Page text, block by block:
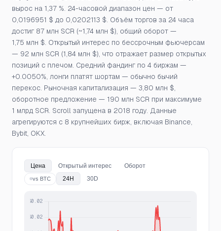
вырос на 1,37 %. 24-часовой диапазон цен — от
0,0196951 $ до 0,0202113 $. Объём торгов за 24 часа
достиг 87 млн SCR (~1,74 млн $), общий оборот —
1,75 млн $. Открытый интерес по бессрочным фьючерсам
— 92 млн SCR (1,84 млн $), что отражает размер открытых
позиций с плечом. Средний фандинг по 4 биржам —
+0.0050%, лонги платят шортам — обычно бычий
перекос. Рыночная капитализация — 3,80 млн $,
оборотное предложение — 190 млн SCR при максимуме
1 млрд SCR. Scroll запущена в 2018 году. Данные
агрегируются с 8 крупнейших бирж, включая Binance,
Bybit, OKX.
Цена Открытый интерес Оборот
vs BTC 24H 30D